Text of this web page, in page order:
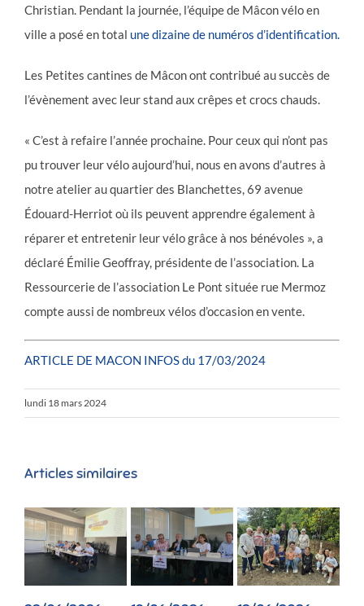
Christian. Pendant la journée, l’équipe de Mâcon vélo en
ville a posé en total une dizaine de numéros d’identification.
Les Petites cantines de Mâcon ont contribué au succès de
l’évènement avec leur stand aux crêpes et crocs chauds.
« C’est à refaire l’année prochaine. Pour ceux qui n’ont pas
pu trouver leur vélo aujourd’hui, nous en avons d’autres à
notre atelier au quartier des Blanchettes, 69 avenue
Édouard-Herriot où ils peuvent apprendre également à
réparer et entretenir leur vélo grâce à nos bénévoles », a
déclaré Émilie Geoffray, présidente de l’association. La
Ressourcerie de l’association Le Pont située rue Mermoz
compte aussi de nombreux vélos d’occasion en vente.
ARTICLE DE MACON INFOS du 17/03/2024
lundi 18 mars 2024
Articles similaires